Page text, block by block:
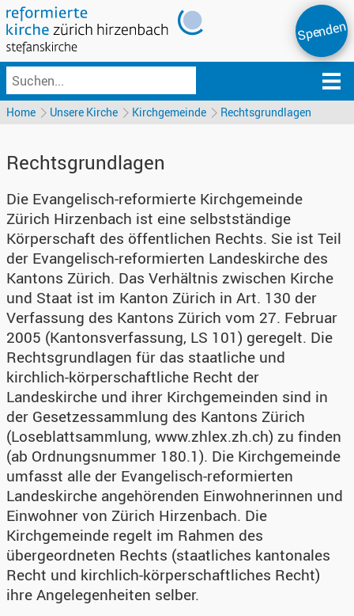
Spenden
Home Unsere Kirche Kirchgemeinde Rechtsgrundlagen
Rechtsgrundlagen
Die Evangelisch-reformierte Kirchgemeinde
Zürich Hirzenbach ist eine selbstständige
Körperschaft des öffentlichen Rechts. Sie ist Teil
der Evangelisch-reformierten Landeskirche des
Kantons Zürich. Das Verhältnis zwischen Kirche
und Staat ist im Kanton Zürich in Art. 130 der
Verfassung des Kantons Zürich vom 27. Februar
2005 (Kantonsverfassung, LS 101) geregelt. Die
Rechtsgrundlagen für das staatliche und
kirchlich-körperschaftliche Recht der
Landeskirche und ihrer Kirchgemeinden sind in
der Gesetzessammlung des Kantons Zürich
(Loseblattsammlung, www.zhlex.zh.ch) zu finden
(ab Ordnungsnummer 180.1). Die Kirchgemeinde
umfasst alle der Evangelisch-reformierten
Landeskirche angehörenden Einwohnerinnen und
Einwohner von Zürich Hirzenbach. Die
Kirchgemeinde regelt im Rahmen des
übergeordneten Rechts (staatliches kantonales
Recht und kirchlich-körperschaftliches Recht)
ihre Angelegenheiten selber.